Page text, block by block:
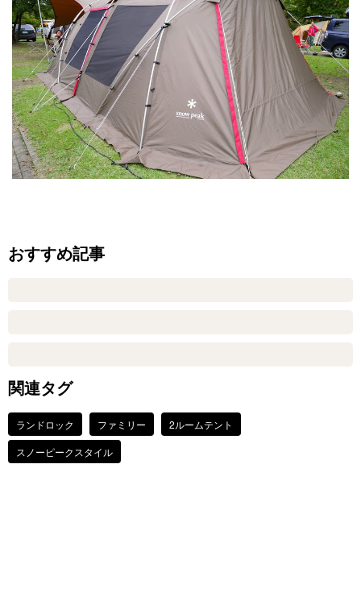
おすすめ記事
関連タグ
ランドロック ファミリー
2ルームテント
スノーピークスタイル